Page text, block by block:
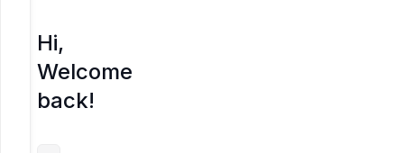
Hi,
Welcome
back!